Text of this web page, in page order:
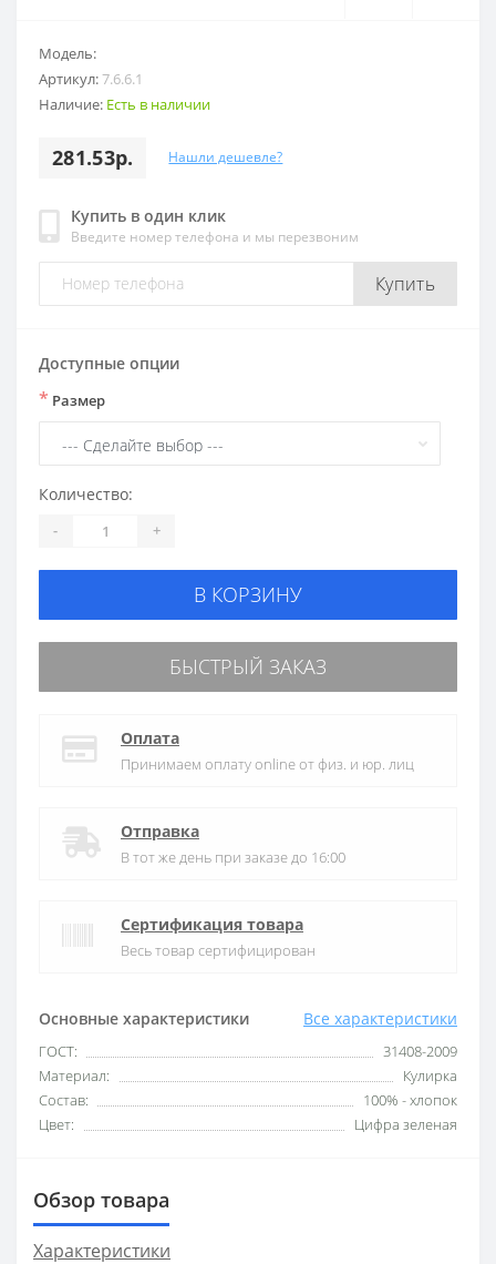
Модель:
Артикул:7.6.6.1
Наличие: Есть в наличии
281.53р. Нашли дешевле?
Купить в один клик
Введите номер телефона и мы перезвоним
Купить
Основные характеристики Все характеристики
ГОСТ:
31408-2009
Материал:
Кулирка
Состав:
100% - хлопок
Цвет:
Цифра зеленая
Доступные опции
* Размер
Количество:
- +
В КОРЗИНУ
БЫСТРЫЙ ЗАКАЗ
Оплата
Принимаем оплату online от физ. и юр. лиц
Отправка
В тот же день при заказе до 16:00
Сертификация товара
Весь товар сертифицирован
Обзор товара
Характеристики